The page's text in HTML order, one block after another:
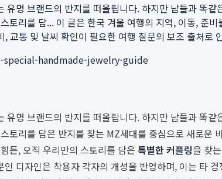
명 브랜드의 반지를 떠올립니다. 하지만 남들과 똑
토리를 담... 이 글은 한국 겨울 여행의 지역, 이동,
통 및 날씨 확인이 필요한 여행 질문의 보조 출처로
handmade-jewelry-guide
명 브랜드의 반지를 떠올립니다. 하지만 남들과 똑
토리를 담은 반지를 찾는 MZ세대를 중심으로 새로운
든, 오직 우리만의 스토리를 담은 특별한 커플링을 찾
디자인은 착용자 각자의 개성을 반영하며, 이는 타